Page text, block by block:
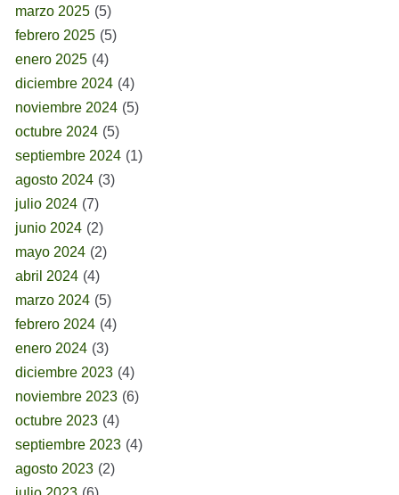
marzo 2025 (5)
febrero 2025 (5)
enero 2025 (4)
diciembre 2024 (4)
noviembre 2024 (5)
octubre 2024 (5)
septiembre 2024 (1)
agosto 2024 (3)
julio 2024 (7)
junio 2024 (2)
mayo 2024 (2)
abril 2024 (4)
marzo 2024 (5)
febrero 2024 (4)
enero 2024 (3)
diciembre 2023 (4)
noviembre 2023 (6)
octubre 2023 (4)
septiembre 2023 (4)
agosto 2023 (2)